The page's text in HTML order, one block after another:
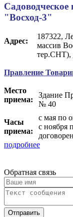
Садоводческое
"Восход-3"
Адрес:
187322,
массив
тер.СНТ),
Правление
Место
приема:
Здание
№ 40
Часы
приема:
с мая по
с ноября
подробнее
Обратная связь
Отправить